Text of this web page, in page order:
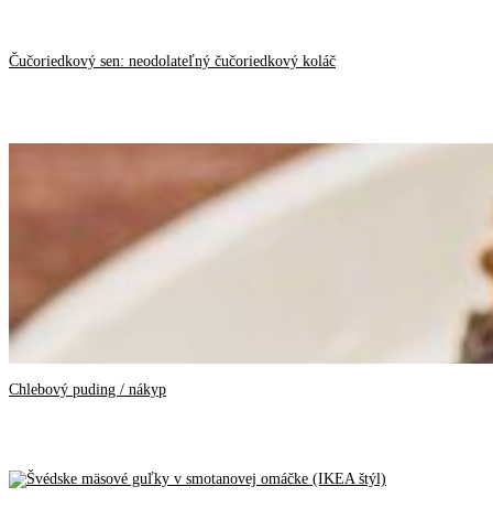
Čučoriedkový sen: neodolateľný čučoriedkový koláč
Chlebový puding / nákyp